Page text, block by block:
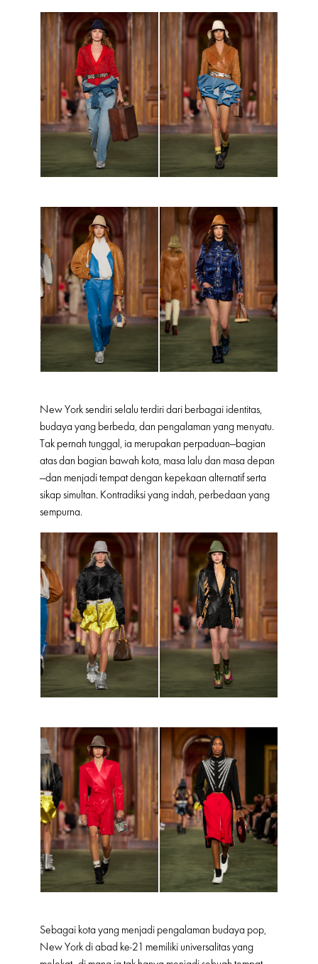
New York sendiri selalu terdiri dari berbagai identitas,
budaya yang berbeda, dan pengalaman yang menyatu.
Tak pernah tunggal, ia merupakan perpaduan—bagian
atas dan bagian bawah kota, masa lalu dan masa depan
—dan menjadi tempat dengan kepekaan alternatif serta
sikap simultan. Kontradiksi yang indah, perbedaan yang
sempurna.
Sebagai kota yang menjadi pengalaman budaya pop,
New York di abad ke-21 memiliki universalitas yang